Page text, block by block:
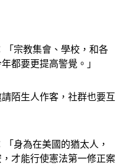
「宗教集會、學校，和各
都要更提高警覺。」
陌生人作客，社群也要互
身為在美國的猶太人，
才能行使憲法第一修正案